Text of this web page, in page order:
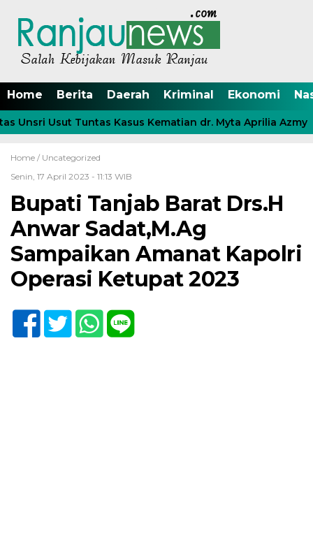
Home Berita Daerah Kriminal Ekonomi
Unsri Usut Tuntas Kasus Kematian dr. Myta Aprilia Azmy
Home / Uncategorized
Senin, 17 April 2023 - 11:13 WIB
Bupati Tanjab Barat Drs.H
Anwar Sadat,M.Ag
Sampaikan Amanat Kapolri
Operasi Ketupat 2023